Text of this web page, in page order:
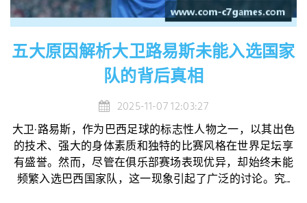
五大原因解析大卫路易斯未能入选国家
队的背后真相
2025-11-07 12:03:27
大卫·路易斯，作为巴西足球的标志性人物之一，以其出色
的技术、强大的身体素质和独特的比赛风格在世界足坛享
有盛誉。然而，尽管在俱乐部赛场表现优异，却始终未能
频繁入选巴西国家队，这一现象引起了广泛的讨论。究...